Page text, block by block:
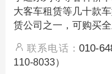
大客车租赁等几十款
赁公司之一，可购买
联系电话： 010-
110-8033）